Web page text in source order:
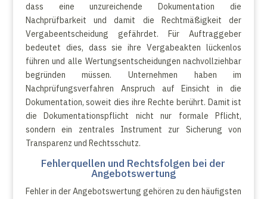
dass eine unzureichende Dokumentation die
Nachprüfbarkeit und damit die Rechtmäßigkeit der
Vergabeentscheidung gefährdet. Für Auftraggeber
bedeutet dies, dass sie ihre Vergabeakten lückenlos
führen und alle Wertungsentscheidungen nachvollziehbar
begründen müssen. Unternehmen haben im
Nachprüfungsverfahren Anspruch auf Einsicht in die
Dokumentation, soweit dies ihre Rechte berührt. Damit ist
die Dokumentationspflicht nicht nur formale Pflicht,
sondern ein zentrales Instrument zur Sicherung von
Transparenz und Rechtsschutz.
Fehlerquellen und Rechtsfolgen bei der
Angebotswertung
Fehler in der Angebotswertung gehören zu den häufigsten